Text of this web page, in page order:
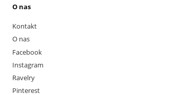
O nas
Kontakt
O nas
Facebook
Instagram
Ravelry
Pinterest